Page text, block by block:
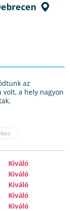
az
a hely nagyon
Kiváló
Kiváló
Kiváló
Kiváló
Kiváló